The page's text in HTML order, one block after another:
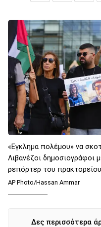
«Εγκλημα πολέμου» να
Λιβανέζοι δημοσιογράφοι
ρεπόρτερ του
AP Photo/Hassan Ammar
Δες περισσότερα